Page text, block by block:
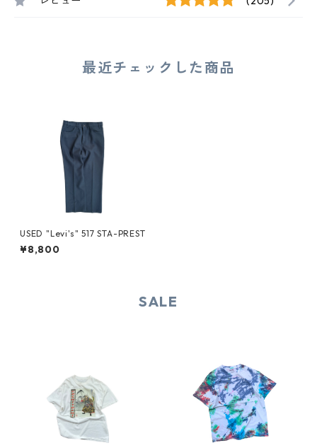
最近チェックした商品
USED "Levi's" 517 STA-PREST
¥8,800
SALE